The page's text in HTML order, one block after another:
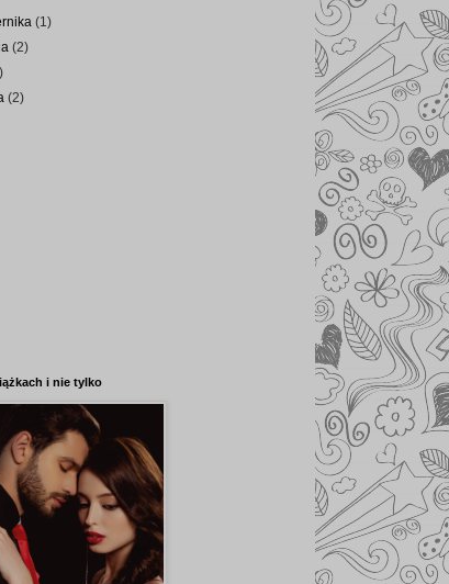
(1)
(2)
(2)
i nie tylko